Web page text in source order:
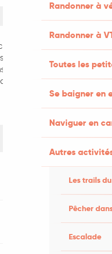
Randonner à
Randonner à
Toutes les
Se baigner en
Naviguer en
Autres
Les trails
Pêcher
Escalade
de Rich Peppiatt
Ambassadrices,
Film précédé d’un